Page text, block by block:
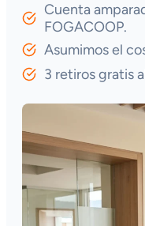
Cuenta
FOGACOOP.
Asumimos el
3 retiros gratis